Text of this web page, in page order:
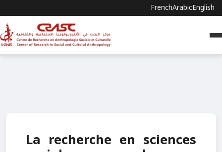
FrenchArabicEnglish
La recherche en sciences